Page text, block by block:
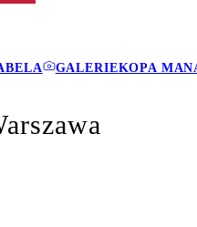
GALERIEKOPA